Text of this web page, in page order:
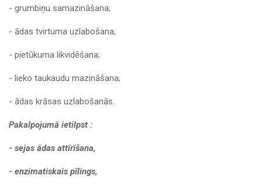
- grumbiņu samazināšana;
- ādas tvirtuma uzlabošana;
- pietūkuma likvidēšana;
- lieko taukaudu mazināšana;
- ādas krāsas uzlabošanās.
Pakalpojumā ietilpst :
- sejas ādas attīrīšana,
- enzimatiskais pīlings,